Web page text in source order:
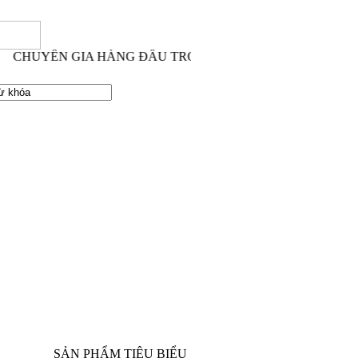
CHUYÊN GIA HÀNG ĐẦU TRONG LĨNH VỰC THI CÔNG
SẢN PHẨM TIÊU BIỂU